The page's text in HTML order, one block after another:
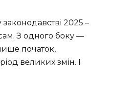
2025 –
З одного боку —
початок,
великих змін. І